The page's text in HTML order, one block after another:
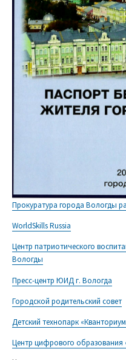
Прокуратура города Вологды
WorldSkills Russia
Центр патриотического
Вологды
Пресс-центр ЮИД г. Вологда
Городской родительский совет
Детский технопарк
Центр цифрового образования